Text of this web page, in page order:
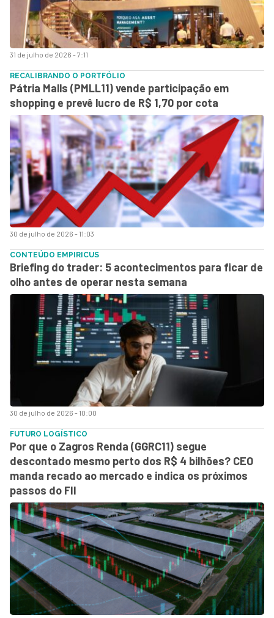
31 de julho de 2026 - 7:11
30 de julho de 2026 - 11:03
RECALIBRANDO O PORTFÓLIO
Pátria Malls (PMLL11) vende participação em
shopping e prevê lucro de R$ 1,70 por cota
30 de julho de 2026 - 10:00
CONTEÚDO EMPIRICUS
Briefing do trader: 5 acontecimentos para ficar de
olho antes de operar nesta semana
FUTURO LOGÍSTICO
Por que o Zagros Renda (GGRC11) segue
descontado mesmo perto dos R$ 4 bilhões? CEO
manda recado ao mercado e indica os próximos
passos do FII